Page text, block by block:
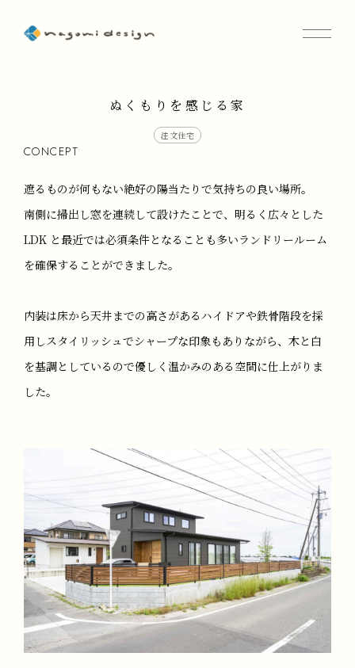
ぬくもりを感じる家
注文住宅
CONCEPT
遮るものが何もない絶好の陽当たりで気持ちの良い場所。
南側に掃出し窓を連続して設けたことで、明るく広々とした
LDK と最近では必須条件となることも多いランドリールーム
を確保することができました。
内装は床から天井までの高さがあるハイドアや鉄骨階段を採
用しスタイリッシュでシャープな印象もありながら、木と白
を基調としているので優しく温かみのある空間に仕上がりま
した。